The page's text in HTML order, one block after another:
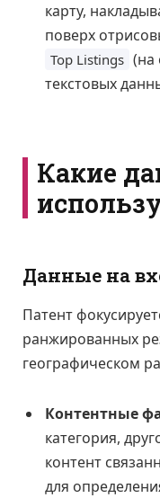
карту,
поверх
Top Listings (на
текстовых
Какие
Данные на
Патент
ранжированных
географическом
Контентные
категория,
контент
для